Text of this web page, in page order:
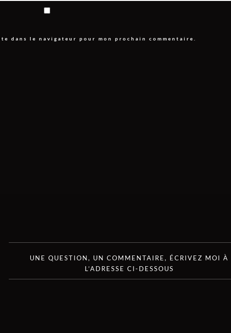
dans le navigateur pour mon prochain commentaire.
UNE QUESTION, UN COMMENTAIRE, ÉCRIVEZ MOI À
L’ADRESSE CI-DESSOUS